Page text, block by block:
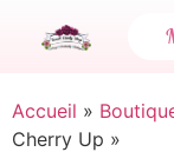
Accueil »
Cherry Up »